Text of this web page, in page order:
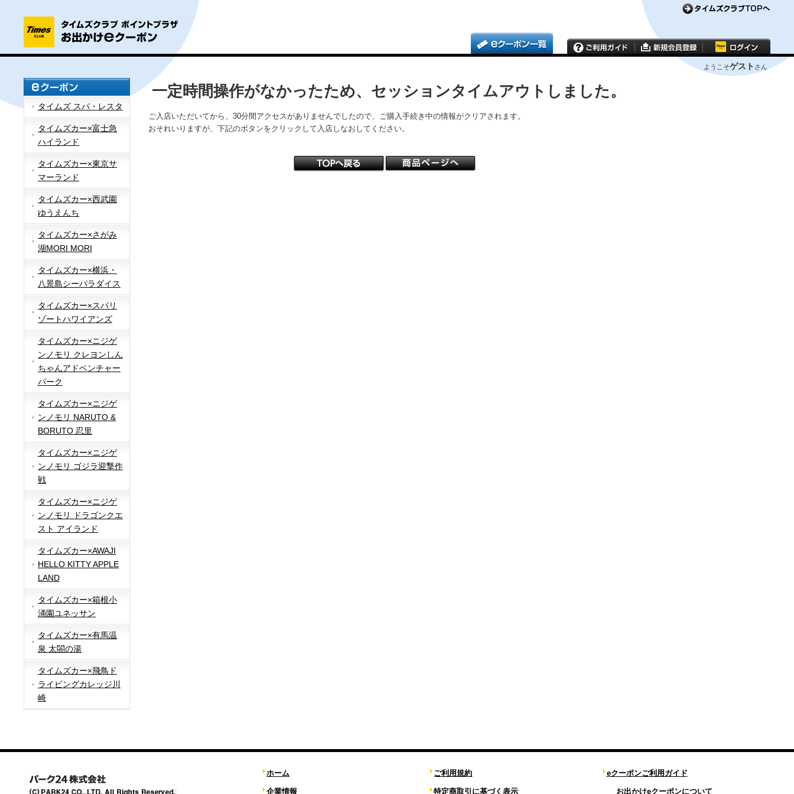
ようこそゲスト さん
タイムズ スパ・レスタ
タイムズカー×富士急
ハイランド
タイムズカー×東京サ
マーランド
タイムズカー×西武園
ゆうえんち
タイムズカー×さがみ
湖MORI MORI
タイムズカー×横浜・
八景島シーパラダイス
タイムズカー×スパリ
ゾートハワイアンズ
タイムズカー×ニジゲ
ンノモリ クレヨンしん
ちゃんアドベンチャー
パーク
タイムズカー×ニジゲ
ンノモリ NARUTO &
BORUTO 忍里
タイムズカー×ニジゲ
ンノモリ ゴジラ迎撃作
戦
タイムズカー×ニジゲ
ンノモリ ドラゴンクエ
スト アイランド
タイムズカー×AWAJI
HELLO KITTY APPLE
LAND
タイムズカー×箱根小
涌園ユネッサン
タイムズカー×有馬温
泉 太閤の湯
タイムズカー×飛鳥ド
ライビングカレッジ川
崎
一定時間操作がなかったため、セッションタイムアウトしました。
ご入店いただいてから、30分間アクセスがありませんでしたので、ご購入手続き中の情報がクリアされます。
おそれいりますが、下記のボタンをクリックして入店しなおしてください。
ホーム
企業情報
ご利用規約
特定商取引に基づく表示
eクーポンご利用ガイド
お出かけeクーポンについて